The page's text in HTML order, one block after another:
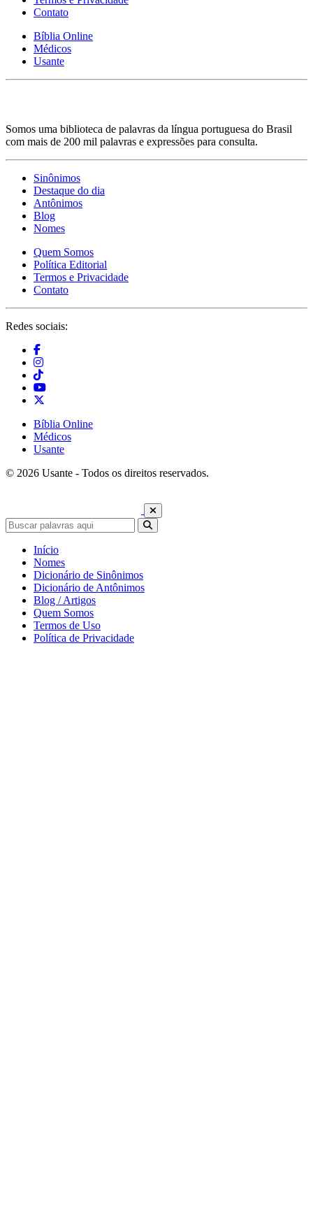
Contato
Bíblia Online
Médicos
Usante
Somos uma biblioteca de palavras da língua portuguesa do Brasil
com mais de 200 mil palavras e expressões para consulta.
Sinônimos
Destaque do dia
Antônimos
Blog
Nomes
Quem Somos
Política Editorial
Termos e Privacidade
Contato
Redes sociais:
Bíblia Online
Médicos
Usante
© 2026 Usante - Todos os direitos reservados.
Início
Nomes
Dicionário de Sinônimos
Dicionário de Antônimos
Blog / Artigos
Quem Somos
Termos de Uso
Política de Privacidade